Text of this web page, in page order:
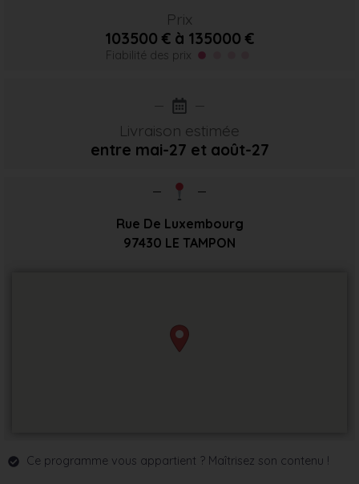
Prix
103500 € à 135000 €
Fiabilité des prix
Livraison estimée
entre mai-27 et août-27
Rue De Luxembourg
97430 LE TAMPON
Ce programme vous appartient ? Maîtrisez son contenu !